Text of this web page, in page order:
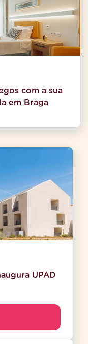
com a sua
em Braga
UPAD